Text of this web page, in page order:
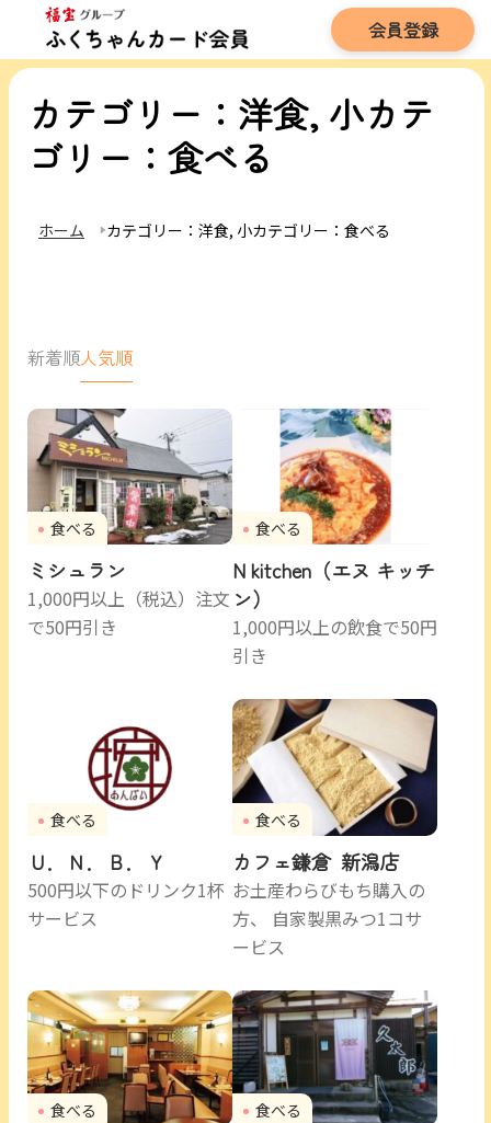
会員登録
カテゴリー：洋食, 小カテ
ゴリー：食べる
ホーム カテゴリー：洋食, 小カテゴリー：食べる
新着順人気順
食べる
ミシュラン
1,000円以上（税込）注文
で50円引き
食べる
N kitchen（エヌ キッチ
ン）
1,000円以上の飲食で50円
引き
食べる
Ｕ．Ｎ．Ｂ．Ｙ
500円以下のドリンク1杯
サービス
食べる
カフェ鎌倉 新潟店
お土産わらびもち購入の
方、 自家製黒みつ1コサ
ービス
食べる 食べる